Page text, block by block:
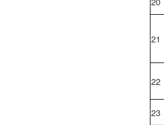
21
22
23